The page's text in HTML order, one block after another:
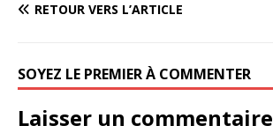
RETOUR VERS L’ARTICLE
SOYEZ LE PREMIER À COMMENTER
Laisser un commentaire